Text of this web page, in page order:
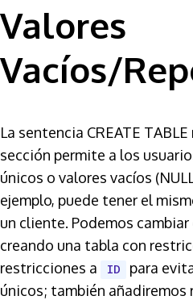
Valores
Vacíos/
La sentencia CREATE
sección permite a los
únicos o valores vacíos
ejemplo, puede tener el
un cliente. Podemos
creando una tabla con
restricciones a
ID
para
únicos; también añadiremos